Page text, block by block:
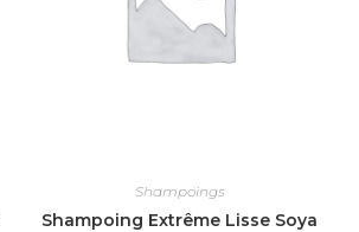
Shampoings
Shampoing Extrême Lisse Soya